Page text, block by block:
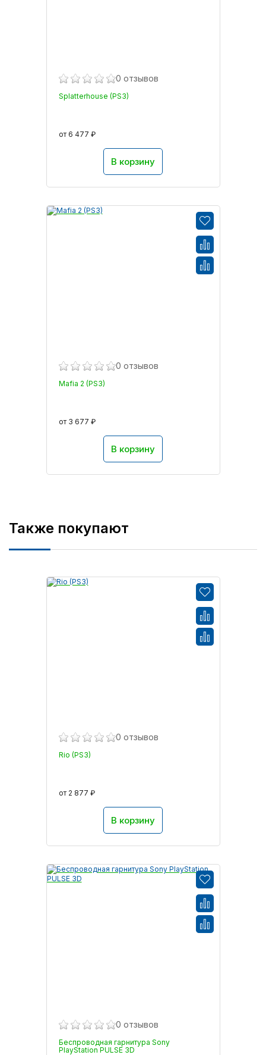
0 отзывов
Splatterhouse (PS3)
от 6 477 ₽
В корзину
0 отзывов
Mafia 2 (PS3)
от 3 677 ₽
В корзину
Также покупают
0 отзывов
Rio (PS3)
от 2 877 ₽
В корзину
0 отзывов
Беспроводная гарнитура Sony
PlayStation PULSE 3D